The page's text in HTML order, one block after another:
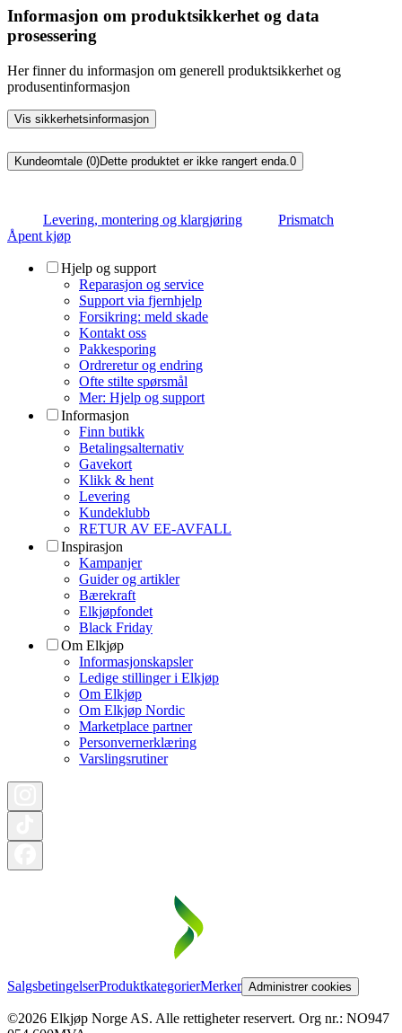
Informasjon om produktsikkerhet og data
prosessering
Her finner du informasjon om generell produktsikkerhet og
produsentinformasjon
Vis sikkerhetsinformasjon
Kundeomtale (0)Dette produktet er ikke rangert enda. 0
Levering, montering og klargjøring
Prismatch
Åpent kjøp
Hjelp og support
Reparasjon og service
Support via fjernhjelp
Forsikring: meld skade
Kontakt oss
Pakkesporing
Ordreretur og endring
Ofte stilte spørsmål
Mer: Hjelp og support
Informasjon
Finn butikk
Betalingsalternativ
Gavekort
Klikk & hent
Levering
Kundeklubb
RETUR AV EE-AVFALL
Inspirasjon
Kampanjer
Guider og artikler
Bærekraft
Elkjøpfondet
Black Friday
Om Elkjøp
Informasjonskapsler
Ledige stillinger i Elkjøp
Om Elkjøp
Om Elkjøp Nordic
Marketplace partner
Personvernerklæring
Varslingsrutiner
SalgsbetingelserProduktkategorierMerker Administrer cookies
©2026 Elkjøp Norge AS. Alle rettigheter reservert. Org nr.: NO947